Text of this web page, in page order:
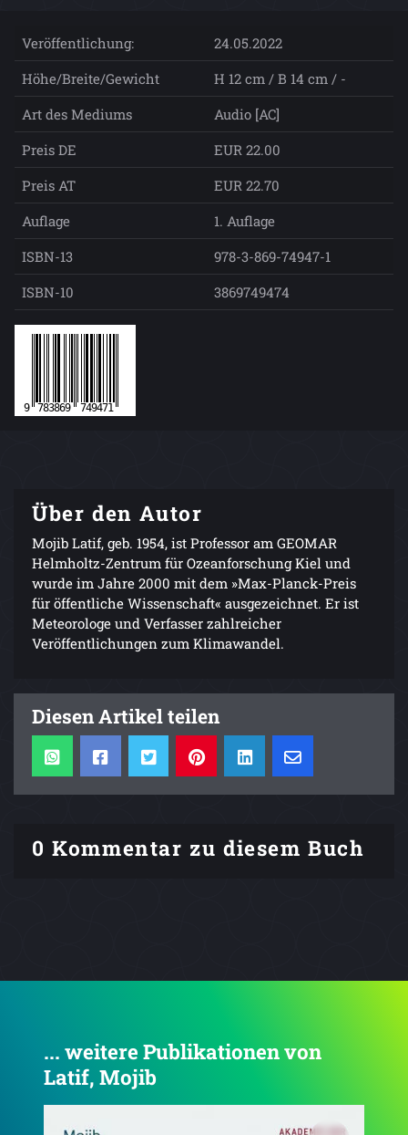
Veröffentlichung:
24.05.2022
Höhe/Breite/Gewicht
H 12 cm / B 14 cm / -
Art des Mediums
Audio [AC]
Preis DE
EUR 22.00
Preis AT
EUR 22.70
Auflage
1. Auflage
ISBN-13
978-3-869-74947-1
ISBN-10
3869749474
Über den Autor
Mojib Latif, geb. 1954, ist Professor am GEOMAR
Helmholtz-Zentrum für Ozeanforschung Kiel und
wurde im Jahre 2000 mit dem »Max-Planck-Preis
für öffentliche Wissenschaft« ausgezeichnet. Er ist
Meteorologe und Verfasser zahlreicher
Veröffentlichungen zum Klimawandel.
Diesen Artikel teilen
0 Kommentar zu diesem Buch
... weitere Publikationen von
Latif, Mojib